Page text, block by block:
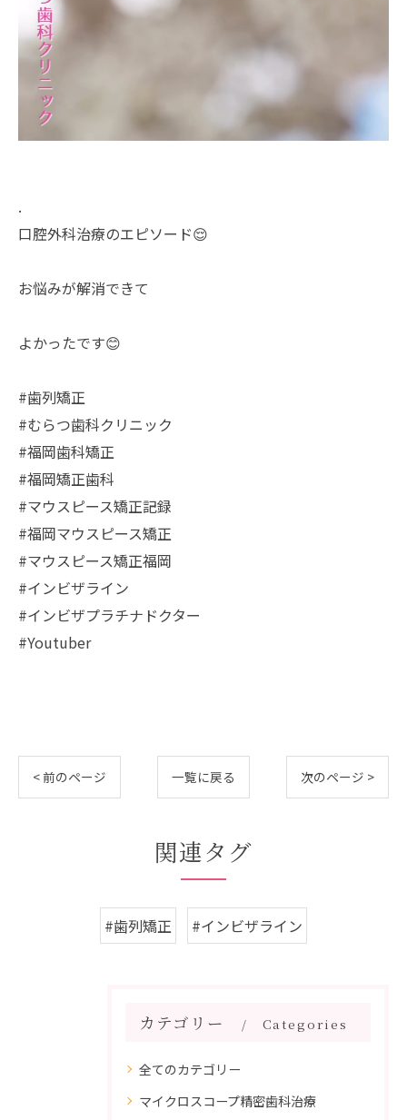
.
口腔外科治療のエピソード😌
お悩みが解消できて
よかったです😊
#歯列矯正
#むらつ歯科クリニック
#福岡歯科矯正
#福岡矯正歯科
#マウスピース矯正記録
#福岡マウスピース矯正
#マウスピース矯正福岡
#インビザライン
#インビザプラチナドクター
#Youtuber
< 前のページ 一覧に戻る 次のページ >
関連タグ
#歯列矯正 #インビザライン
カテゴリー Categories
全てのカテゴリー
マイクロスコープ精密歯科治療